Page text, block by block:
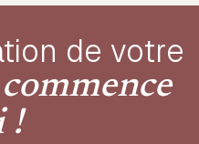
de votre
commence
!